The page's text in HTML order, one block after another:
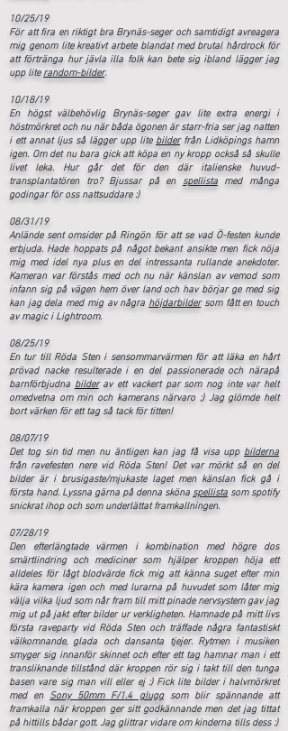
10/25/19
För att fira en riktigt bra Brynäs-seger och samtidigt avreagera
mig genom lite kreativt arbete blandat med brutal hårdrock för
att förtränga hur jävla illa folk kan bete sig ibland lägger jag
upp literandom-bilder.
10/18/19
En högst välbehövlig Brynäs-seger gav lite extra energi i
höstmörkret och nu när båda ögonen är starr-fria ser jag natten
i ett annat ljus så lägger upp lite bilderfrån Lidköpings hamn
igen. Om det nu bara gick att köpa en ny kropp också så skulle
livet leka. Hur går det för den där italienske huvud-
transplantatören tro? Bjussar på en spellistamed många
godingar för oss nattsuddare :)
08/31/19
Anlände sent omsider på Ringön för att se vad Ö-festen ​kunde
erbjuda. Hade hoppats på något bekant ansikte men fick nöja
mig med idel nya plus en del intressanta rullande anekdoter.
Kameran var förstås med och nu när känslan av vemod som
infann sig på vägen hem över land och hav börjar ge med sig
kan jag dela med mig av några höjdarbildersom fått en touch
av magic i Lightroom.
08/25/19
En tur till Röda Sten i sensommarvärmen för att läka en hårt
prövad nacke resulterade i en del passionerade och närapå
barnförbjudna bilderav ett vackert par som nog inte var helt
omedvetna om min och kamerans närvaro ;) Jag glömde helt
bort värken för ett tag så tack för titten!
08/07/19
Det tog sin tid men nu äntligen​ kan jag få visa upp bilderna
från ravefesten nere vid Röda Sten! Det var mörkt så en del
bilder är i brusigaste/mjukaste laget men känslan fick gå i
första hand. Lyssna gärna på denna skönaspellistasom spotify
snickrat ihop och som underlättat framkallningen.
07/28/19
​Den efterlängtade värmen i kombination med högre dos
smärtlindring och mediciner som hjälper kroppen höja ett
alldeles för lågt blodvärde fick mig att känna suget efter min
kära kamera igen och med lurarna på huvudet som låter mig
välja vilka ljud som når fram till mitt pinade nervsystem gav jag
mig ut på jakt efter bilder ur verkligheten. Hamnade på mitt livs
första raveparty vid Röda Sten och träffade några fantastiskt
välkomnande, glada och dansanta tjejer. Rytmen i musiken
smyger sig innanför skinnet och efter ett tag hamnar man i ett
transliknande tillstånd där kroppen rör sig i takt till den tunga
basen vare sig man vill eller ej :) Fick lite bilder i halvmörkret
med en Sony 50mm F/1.4 gluggsom blir spännande att
framkalla när kroppen ger sitt godkännande men det jag tittat
på hittills bådar gott. Jag glittrar vidare om kinderna tills dess :)